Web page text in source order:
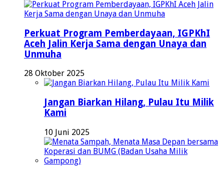
Perkuat Program Pemberdayaan, IGPKhI
Aceh Jalin Kerja Sama dengan Unaya dan
Unmuha
28 Oktober 2025
Jangan Biarkan Hilang, Pulau Itu Milik
Kami
10 Juni 2025